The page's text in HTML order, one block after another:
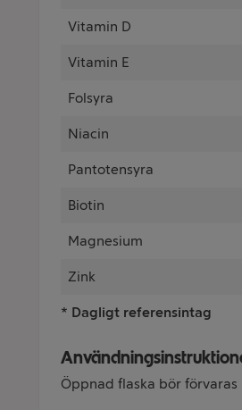
Vitamin D
Vitamin E
Folsyra
Niacin
Pantotensyra
Biotin
Magnesium
Zink
* Dagligt referensintag
Öppnad flaska bör förvaras